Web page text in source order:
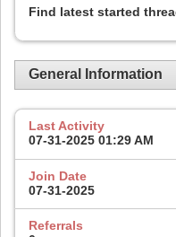
Find latest started
General Information
Last Activity
07-31-2025 01:29 AM
Join Date
07-31-2025
Referrals